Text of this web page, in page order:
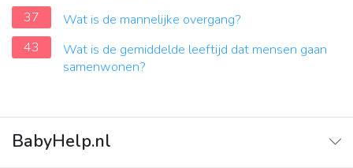
37
Wat is de mannelijke overgang?
43
Wat is de gemiddelde leeftijd dat mensen gaan
samenwonen?
BabyHelp.nl